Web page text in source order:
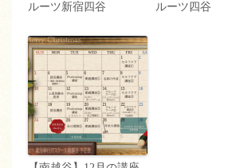
ルーツ新宿四谷
ルーツ四谷